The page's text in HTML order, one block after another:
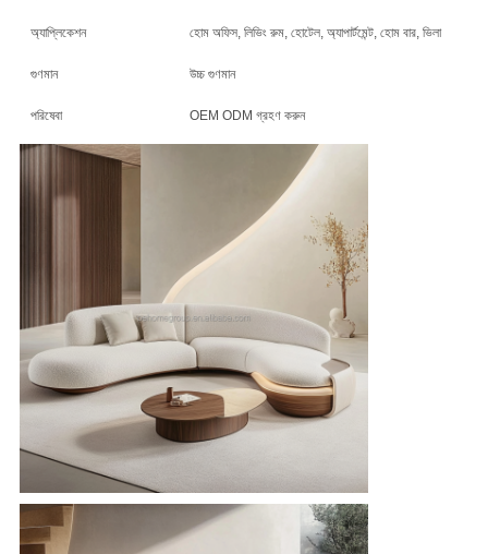
অ্যাপ্লিকেশন হোম অফিস, লিভিং রুম, হোটেল, অ্যাপার্টমেন্ট, হোম বার, ভিলা
গুণমান উচ্চ গুণমান
পরিষেবা OEM ODM গ্রহণ করুন